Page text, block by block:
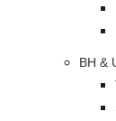
BH &